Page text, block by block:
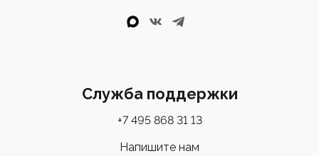
Служба поддержки
+7 495 868 31 13
Напишите нам